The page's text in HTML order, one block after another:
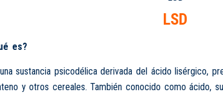
LSD
es?
sustancia psicodélica derivada del ácido lisérgico,
y otros cereales. También conocido como ácido,